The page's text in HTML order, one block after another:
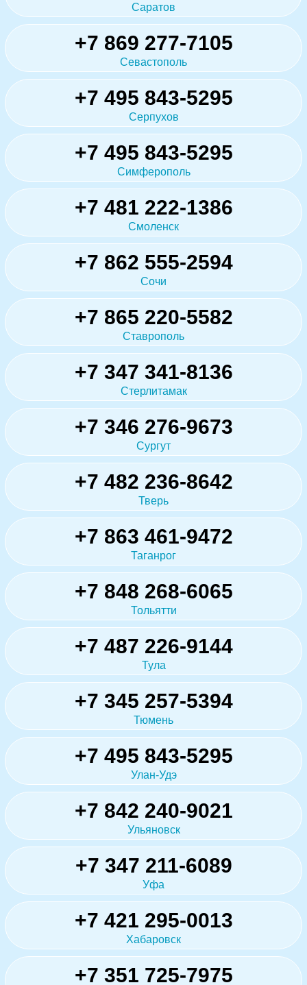
Саратов
+7 869 277-7105
Севастополь
+7 495 843-5295
Серпухов
+7 495 843-5295
Симферополь
+7 481 222-1386
Смоленск
+7 862 555-2594
Сочи
+7 865 220-5582
Ставрополь
+7 347 341-8136
Стерлитамак
+7 346 276-9673
Сургут
+7 482 236-8642
Тверь
+7 863 461-9472
Таганрог
+7 848 268-6065
Тольятти
+7 487 226-9144
Тула
+7 345 257-5394
Тюмень
+7 495 843-5295
Улан-Удэ
+7 842 240-9021
Ульяновск
+7 347 211-6089
Уфа
+7 421 295-0013
Хабаровск
+7 351 725-7975